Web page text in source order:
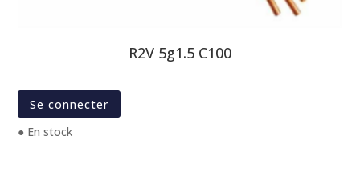
R2V 5g1.5 C100
Se connecter
● En stock